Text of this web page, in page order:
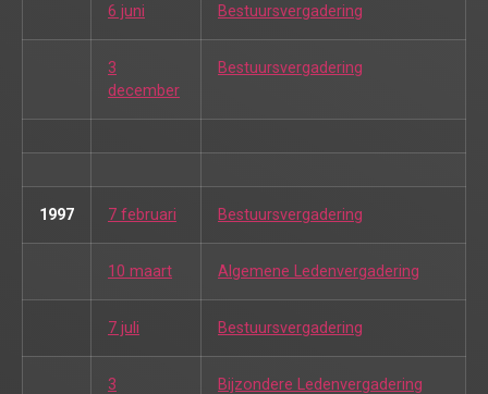
6 juni Bestuursvergadering
3
december
Bestuursvergadering
1997 7 februari Bestuursvergadering
10 maart Algemene Ledenvergadering
7 juli Bestuursvergadering
3
Bijzondere Ledenvergadering